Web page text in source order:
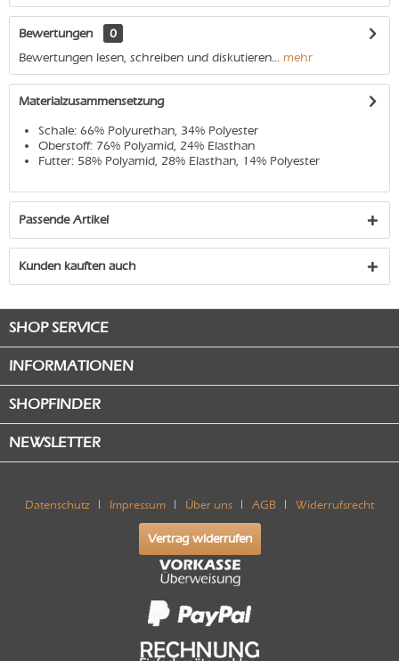
Bewertungen
0
Bewertungen lesen, schreiben und diskutieren... mehr
Materialzusammensetzung
Schale: 66% Polyurethan, 34% Polyester
Oberstoff: 76% Polyamid, 24% Elasthan
Futter: 58% Polyamid, 28% Elasthan, 14% Polyester
Passende Artikel
Kunden kauften auch
SHOP SERVICE
INFORMATIONEN
SHOPFINDER
NEWSLETTER
Datenschutz Impressum Über uns AGB Widerrufsrecht
Vertrag widerrufen